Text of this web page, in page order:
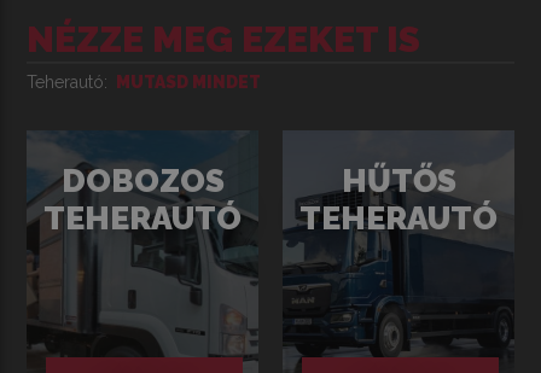
NÉZZE MEG EZEKET IS
Teherautó MUTASD MINDET
DOBOZOS
TEHERAUTÓ
HŰTŐS
TEHERA­U­TÓ